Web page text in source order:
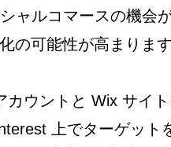
ャルコマースの機会
の可能性が高まります
カウントと Wix サイ
上でターゲット